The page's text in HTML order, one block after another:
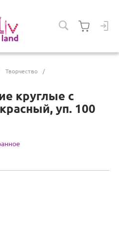
Творчество
/
круглые с
уп. 100